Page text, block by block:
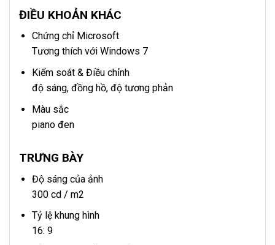
ĐIỀU KHOẢN KHÁC
Chứng chỉ Microsoft
Tương thích với Windows 7
Kiểm soát & Điều chỉnh
độ sáng, đồng hồ, độ tương phản
Màu sắc
piano đen
TRƯNG BÀY
Độ sáng của ảnh
300 cd / m2
Tỷ lệ khung hình
16: 9